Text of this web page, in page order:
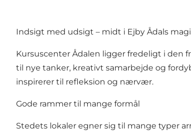
Indsigt med udsigt – midt i Ejby Ådals
Kursuscenter Ådalen ligger fredeligt i den
til nye tanker, kreativt samarbejde og
inspirerer til refleksion og nærvær.
Gode rammer til mange formål
Stedets lokaler egner sig til mange typer